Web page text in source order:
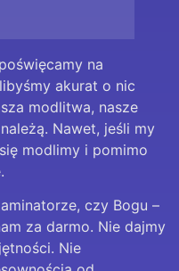
na
akurat o nic
modlitwa, nasze
Nawet, jeśli my
modlimy i pomimo
czy Bogu –
za darmo. Nie dajmy
Nie